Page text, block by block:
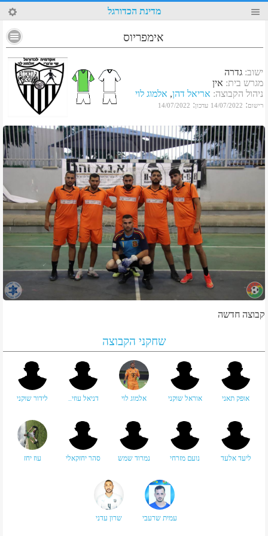
82 מדינת הכדורגל
אימפריוס
ישוב: גדרה
מגרש בית: אין
ניהול הקבוצה: אריאל דהן, אלמוג לוי
רישום:
14/07/2022 עדכון:
14/07/2022
קבוצה חדשה
שחקני הקבוצה
אופק תאני אוראל שוקני אלמוג לוי דניאל עוזי.. לידור שוקני
ליעד אלעד נועם מזרחי נמרוד שמש סהר יחזקאלי עוז יחז
עמית שרעבי שרון עדני